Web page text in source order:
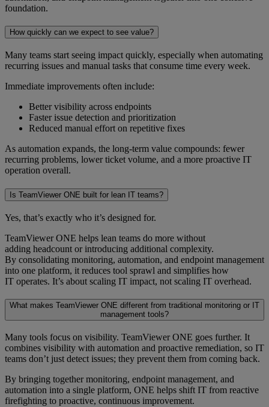
foundation.
How quickly can we expect to see value?
Many teams start seeing impact quickly, especially when automating
recurring issues and manual tasks that consume time every week.
Immediate improvements often include:
Better visibility across endpoints
Faster issue detection and prioritization
Reduced manual effort on repetitive fixes
As automation expands, the long-term value compounds: fewer
recurring problems, lower ticket volume, and a more proactive IT
operation overall.
Is TeamViewer ONE built for lean IT teams?
Yes, that’s exactly who it’s designed for.
TeamViewer ONE helps lean teams do more without
adding headcount or introducing additional complexity.
By consolidating monitoring, automation, and endpoint management
into one platform, it reduces tool sprawl and simplifies how
IT operates. It’s about scaling IT impact, not scaling IT overhead.
What makes TeamViewer ONE different from traditional monitoring or IT
management tools?
Many tools focus on visibility. TeamViewer ONE goes further. It
combines visibility with automation and proactive remediation, so IT
teams don’t just detect issues; they prevent them from coming back.
By bringing together monitoring, endpoint management, and
automation into a single platform, ONE helps shift IT from reactive
firefighting to proactive, continuous improvement.